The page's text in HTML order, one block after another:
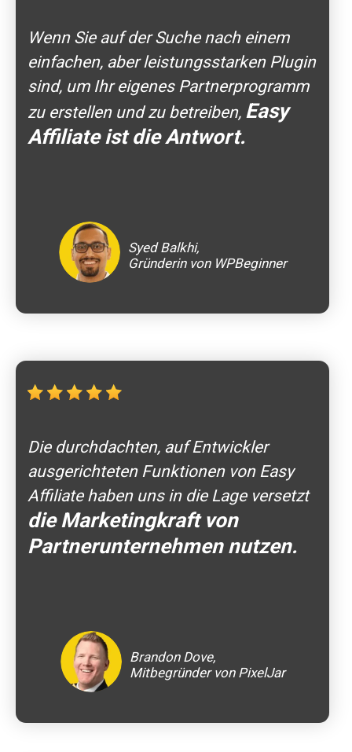
Wenn Sie auf der Suche nach einem
einfachen, aber leistungsstarken Plugin
sind, um Ihr eigenes Partnerprogramm
zu erstellen und zu betreiben, Easy
Affiliate ist die Antwort.
Syed Balkhi,
Gründerin von WPBeginner
Die durchdachten, auf Entwickler
ausgerichteten Funktionen von Easy
Affiliate haben uns in die Lage versetzt
die Marketingkraft von
Partnerunternehmen nutzen.
Brandon Dove,
Mitbegründer von PixelJar